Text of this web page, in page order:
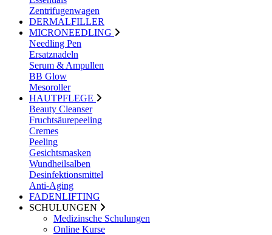
Zentrifugenwagen
DERMALFILLER
MICRONEEDLING
Needling Pen
Ersatznadeln
Serum & Ampullen
BB Glow
Mesoroller
HAUTPFLEGE
Beauty Cleanser
Fruchtsäurepeeling
Cremes
Peeling
Gesichtsmasken
Wundheilsalben
Desinfektionsmittel
Anti-Aging
FADENLIFTING
SCHULUNGEN
Medizinsche Schulungen
Online Kurse